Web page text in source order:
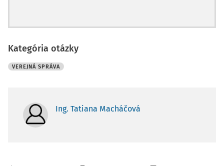
Kategória otázky
VEREJNÁ SPRÁVA
Ing. Tatiana Macháčová